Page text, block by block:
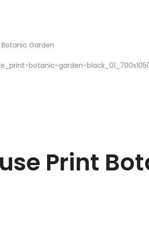
Botanic Garden
Print